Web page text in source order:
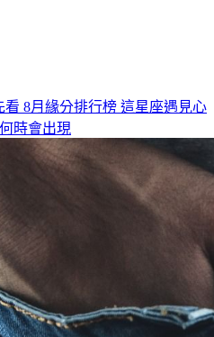
看 8月緣分排行榜 這星座遇見心
時會出現